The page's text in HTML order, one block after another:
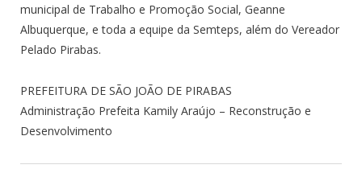
municipal de Trabalho e Promoção Social, Geanne
Albuquerque, e toda a equipe da Semteps, além do Vereador
Pelado Pirabas.
PREFEITURA DE SÃO JOÃO DE PIRABAS
Administração Prefeita Kamily Araújo – Reconstrução e
Desenvolvimento